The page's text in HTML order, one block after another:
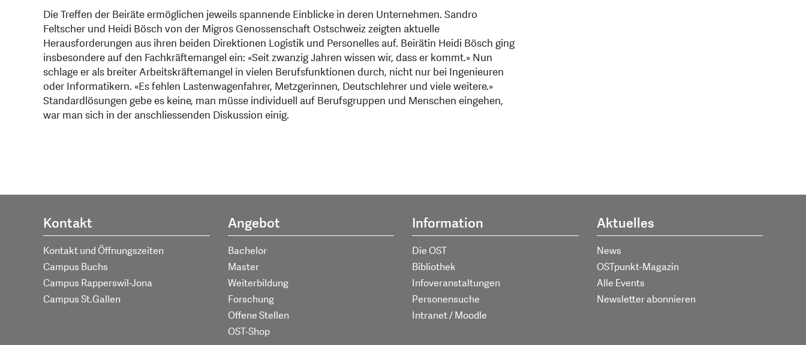
Die Treffen der Beiräte ermöglichen jeweils spannende Einblicke in deren Unternehmen. Sandro
Feltscher und Heidi Bösch von der Migros Genossenschaft Ostschweiz zeigten aktuelle
Herausforderungen aus ihren beiden Direktionen Logistik und Personelles auf. Beirätin Heidi Bösch ging
insbesondere auf den Fachkräftemangel ein: «Seit zwanzig Jahren wissen wir, dass er kommt.» Nun
schlage er als breiter Arbeitskräftemangel in vielen Berufsfunktionen durch, nicht nur bei Ingenieuren
oder Informatikern. «Es fehlen Lastenwagenfahrer, Metzgerinnen, Deutschlehrer und viele weitere.»
Standardlösungen gebe es keine, man müsse individuell auf Berufsgruppen und Menschen eingehen,
war man sich in der anschliessenden Diskussion einig.
Kontakt
Kontakt und Öffnungszeiten
Campus Buchs
Campus Rapperswil-Jona
Campus St.Gallen
Angebot
Bachelor
Master
Weiterbildung
Forschung
Offene Stellen
OST-Shop
Information
Die OST
Bibliothek
Infoveranstaltungen
Personensuche
Intranet / Moodle
Aktuelles
News
OSTpunkt-Magazin
Alle Events
Newsletter abonnieren